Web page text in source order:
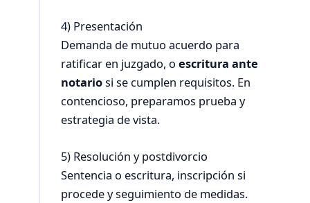
4) Presentación
Demanda de mutuo acuerdo para
ratificar en juzgado, o escritura ante
notariosi se cumplen requisitos. En
contencioso, preparamos prueba y
estrategia de vista.
5) Resolución y postdivorcio
Sentencia o escritura, inscripción si
procede y seguimiento de medidas.